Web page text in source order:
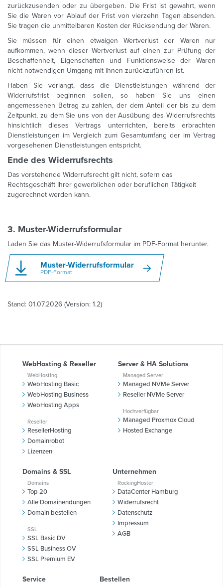
zurückzusenden oder zu übergeben. Die Frist ist gewahrt, wenn
Sie die Waren vor Ablauf der Frist von vierzehn Tagen absenden.
Sie tragen die unmittelbaren Kosten der Rücksendung der Waren.
Sie müssen für einen etwaigen Wertverlust der Waren nur
aufkommen, wenn dieser Wertverlust auf einen zur Prüfung der
Beschaffenheit, Eigenschaften und Funktionsweise der Waren
nicht notwendigen Umgang mit ihnen zurückzuführen ist.
Haben Sie verlangt, dass die Dienstleistungen während der
Widerrufsfrist beginnen sollen, so haben Sie uns einen
angemessenen Betrag zu zahlen, der dem Anteil der bis zu dem
Zeitpunkt, zu dem Sie uns von der Ausübung des Widerrufsrechts
hinsichtlich dieses Vertrags unterrichten, bereits erbrachten
Dienstleistungen im Vergleich zum Gesamtumfang der im Vertrag
vorgesehenen Dienstleistungen entspricht.
Ende des Widerrufsrechts
Das vorstehende Widerrufsrecht gilt nicht, sofern das
Rechtsgeschäft Ihrer gewerblichen oder beruflichen Tätigkeit
zugerechnet werden kann.
3. Muster-Widerrufsformular
Laden Sie das Muster-Widerrufsformular im PDF-Format herunter.
Muster-Widerrufsformular
PDF-Format
Stand: 01.07.2026 (Version: 1.2)
WebHosting & Reseller
WebHosting
WebHosting Basic
WebHosting Business
WebHosting Apps
Reseller
ResellerHosting
Domainrobot
Lizenzen
Server & HA Solutions
Managed Server
Managed NVMe Server
Reseller NVMe Server
Hochverfügbar
Managed Proxmox Cloud
Hosted Exchange
Domains & SSL
Domains
Top 20
Alle Domainendungen
Domain bestellen
SSL
SSL Basic DV
SSL Business OV
SSL Premium EV
Unternehmen
RockingHoster
DataCenter Hamburg
Widerrufsrecht
Datenschutz
Impressum
AGB
Service Bestellen